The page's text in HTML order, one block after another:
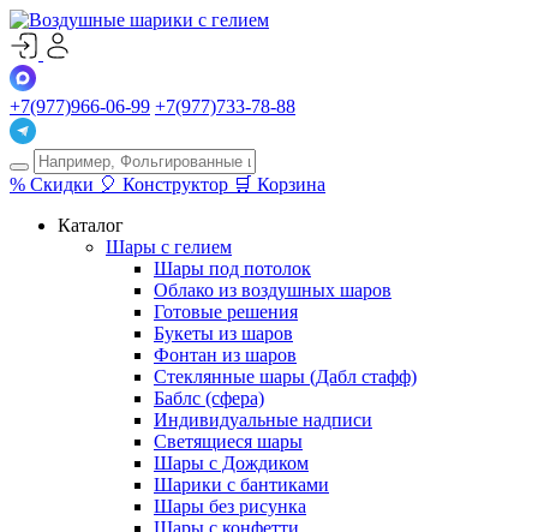
+7(977)966-06-99 +7(977)733-78-88
% Скидки 🎈 Конструктор 🛒 Корзина
Каталог
Шары с гелием
Шары под потолок
Облако из воздушных шаров
Готовые решения
Букеты из шаров
Фонтан из шаров
Стеклянные шары (Дабл стафф)
Баблс (сфера)
Индивидуальные надписи
Светящиеся шары
Шары с Дождиком
Шарики с бантиками
Шары без рисунка
Шары с конфетти